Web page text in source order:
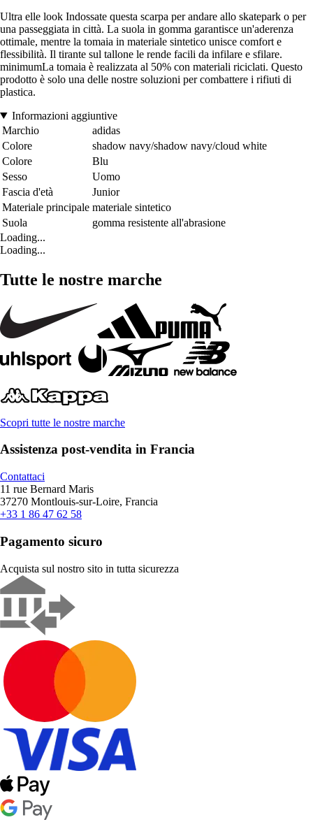
Ultra elle look Indossate questa scarpa per andare allo skatepark o per
una passeggiata in città. La suola in gomma garantisce un'aderenza
ottimale, mentre la tomaia in materiale sintetico unisce comfort e
flessibilità. Il tirante sul tallone le rende facili da infilare e sfilare.
minimumLa tomaia è realizzata al 50% con materiali riciclati. Questo
prodotto è solo una delle nostre soluzioni per combattere i rifiuti di
plastica.
Informazioni aggiuntive
Marchio
adidas
Colore
shadow navy/shadow navy/cloud white
Colore
Blu
Sesso
Uomo
Fascia d'età
Junior
Materiale principale materiale sintetico
Suola
gomma resistente all'abrasione
Loading...
Loading...
Tutte le nostre marche
Scopri tutte le nostre marche
Assistenza post-vendita in Francia
Contattaci
11 rue Bernard Maris
37270 Montlouis-sur-Loire, Francia
+33 1 86 47 62 58
Pagamento sicuro
Acquista sul nostro sito in tutta sicurezza